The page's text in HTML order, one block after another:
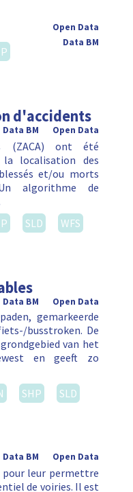
Open Data
Data BM
d'accidents
Open Data
Data BM
(ZACA) ont été
localisation des
et/ou morts
algorithme de
SLD
WFS
Open Data
Data BM
gemarkeerde
busstroken. De
van het
en geeft zo
SHP
SLD
Open Data
Data BM
pour leur permettre
de voiries. Il est